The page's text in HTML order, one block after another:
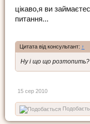
цікаво,я ви
питання...
Цитата від консультант: ↑
Ну і що що розтопить?
15 сер 2010